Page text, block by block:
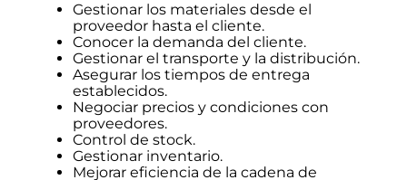
Gestionar los materiales desde el
proveedor hasta el cliente.
Conocer la demanda del cliente.
Gestionar el transporte y la distribución.
Asegurar los tiempos de entrega
establecidos.
Negociar precios y condiciones con
proveedores.
Control de stock.
Gestionar inventario.
Mejorar eficiencia de la cadena de